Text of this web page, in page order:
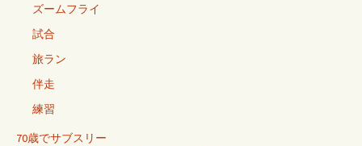
ズームフライ
試合
旅ラン
伴走
練習
70歳でサブスリー